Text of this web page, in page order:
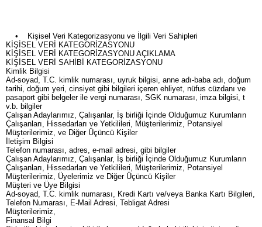
• Kişisel Veri Kategorizasyonu ve İlgili Veri Sahipleri
KİŞİSEL VERİ KATEGORİZASYONU
KİŞİSEL VERİ KATEGORİZASYONU AÇIKLAMA
KİŞİSEL VERİ SAHİBİ KATEGORİZASYONU
Kimlik Bilgisi
Ad-soyad, T.C. kimlik numarası, uyruk bilgisi, anne adı-baba adı, doğum
tarihi, doğum yeri, cinsiyet gibi bilgileri içeren ehliyet, nüfus cüzdanı ve
pasaport gibi belgeler ile vergi numarası, SGK numarası, imza bilgisi, t
v.b. bilgiler
Çalışan Adaylarımız, Çalışanlar, İş birliği İçinde Olduğumuz Kurumların
Çalışanları, Hissedarları ve Yetkilileri, Müşterilerimiz, Potansiyel
Müşterilerimiz, ve Diğer Üçüncü Kişiler
İletişim Bilgisi
Telefon numarası, adres, e-mail adresi, gibi bilgiler
Çalışan Adaylarımız, Çalışanlar, İş birliği İçinde Olduğumuz Kurumların
Çalışanları, Hissedarları ve Yetkilileri, Müşterilerimiz, Potansiyel
Müşterilerimiz, Üyelerimiz ve Diğer Üçüncü Kişiler
Müşteri ve Üye Bilgisi
Ad-soyad, T.C. kimlik numarası, Kredi Kartı ve/veya Banka Kartı Bilgileri,
Telefon Numarası, E-Mail Adresi, Tebligat Adresi
Müşterilerimiz,
Finansal Bilgi